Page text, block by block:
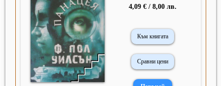
4,09 € / 8,00 лв.
Към книгата
Сравни цени